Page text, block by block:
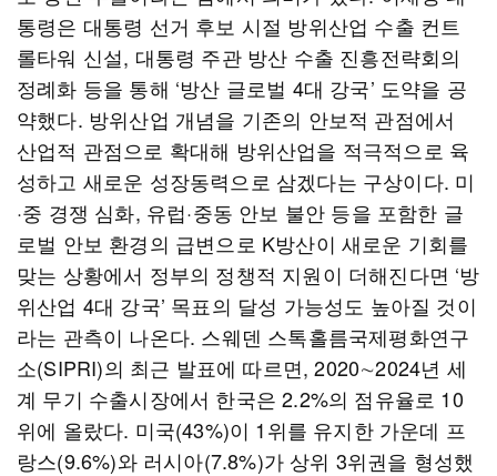
통령은 대통령 선거 후보 시절 방위산업 수출 컨트
롤타워 신설, 대통령 주관 방산 수출 진흥전략회의
정례화 등을 통해 ‘방산 글로벌 4대 강국’ 도약을 공
약했다. 방위산업 개념을 기존의 안보적 관점에서
산업적 관점으로 확대해 방위산업을 적극적으로 육
성하고 새로운 성장동력으로 삼겠다는 구상이다. 미
·중 경쟁 심화, 유럽·중동 안보 불안 등을 포함한 글
로벌 안보 환경의 급변으로 K방산이 새로운 기회를
맞는 상황에서 정부의 정챙적 지원이 더해진다면 ‘방
위산업 4대 강국’ 목표의 달성 가능성도 높아질 것이
라는 관측이 나온다. 스웨덴 스톡홀름국제평화연구
소(SIPRI)의 최근 발표에 따르면, 2020∼2024년 세
계 무기 수출시장에서 한국은 2.2%의 점유율로 10
위에 올랐다. 미국(43%)이 1위를 유지한 가운데 프
랑스(9.6%)와 러시아(7.8%)가 상위 3위권을 형성했